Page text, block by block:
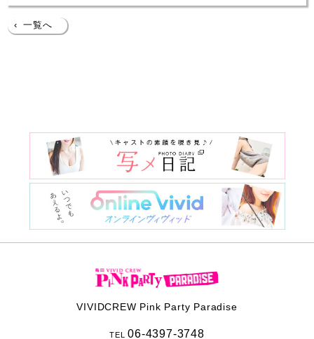
‹ 一覧へ
VIVIDCREW Pink Party Paradise
TEL06-4397-3748